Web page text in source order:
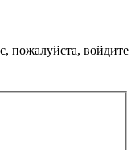
пожалуйста, войдите